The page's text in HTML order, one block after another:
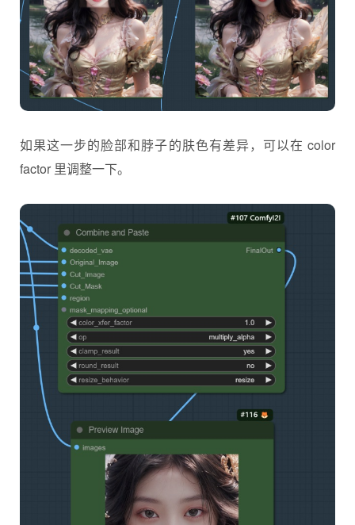
如果这一步的脸部和脖子的肤色有差异，可以在 color
factor 里调整一下。